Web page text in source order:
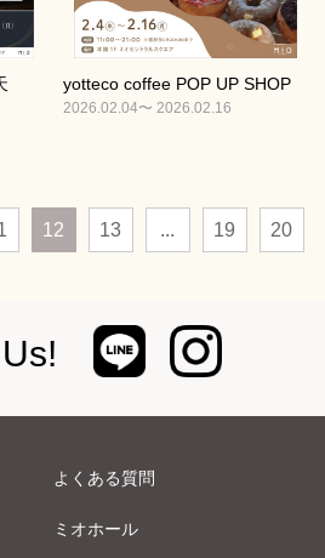
yotteco coffee POP UP SHOP
2026.02.04〜 2026.02.16
12 13 ... 19 20
よくある質問
ミオホール